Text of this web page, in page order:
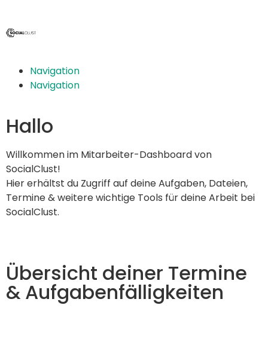
Navigation
Navigation
Hallo
Willkommen im Mitarbeiter-Dashboard von
SocialClust!
Hier erhältst du Zugriff auf deine Aufgaben, Dateien,
Termine & weitere wichtige Tools für deine Arbeit bei
SocialClust.
Übersicht deiner Termine
& Aufgabenfälligkeiten